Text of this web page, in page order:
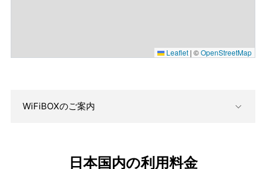
Leaflet | ©OpenStreetMap
WiFiBOXのご案内
日本国内の利用料金